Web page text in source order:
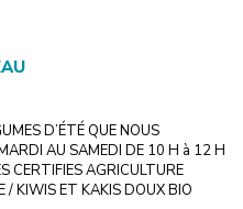
D’ÉTÉ QUE NOUS
AU SAMEDI DE 10 H à 12 H
CERTIFIES AGRICULTURE
/ KIWIS ET KAKIS DOUX BIO